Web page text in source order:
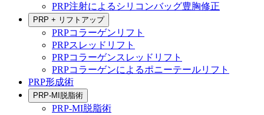
PRP注射によるシリコンバッグ豊胸修正
PRP + リフトアップ
PRPコラーゲンリフト
PRPスレッドリフト
PRPコラーゲンスレッドリフト
PRPコラーゲンによるポニーテールリフト
PRP形成術
PRP-MI脱脂術
PRP-MI脱脂術